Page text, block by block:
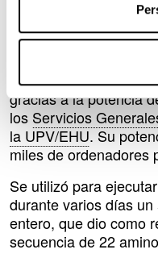
diversos tipos de
Una vacuna
mutaciones de
La candidata a
gracias a la potencia
los Servicios
la UPV/EHU. Su
miles de ordenadores
Se utilizó para
durante varios días
entero, que dio como
secuencia de 22